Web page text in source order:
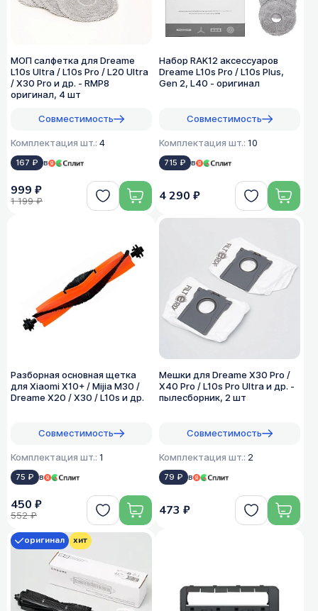
МОП салфетка для Dreame
L10s Ultra / L10s Pro / L20 Ultra
/ X30 Pro и др. - RMP8
оригинал, 4 шт
Совместимость
Комплектация шт.: 4
167 ₽ в
999 ₽
1 199 ₽
Набор RAK12 аксессуаров
Dreame L10s Pro / L10s Plus,
Gen 2, L40 - оригинал
Совместимость
Комплектация шт.: 10
715 ₽ в
4 290 ₽
Разборная основная щетка
для Xiaomi X10+ / Mijia M30 /
Dreame X20 / X30 / L10s и др.
Совместимость
Комплектация шт.: 1
75 ₽ в
450 ₽
552 ₽
Мешки для Dreame X30 Pro /
X40 Pro / L10s Pro Ultra и др. -
пылесборник, 2 шт
Совместимость
Комплектация шт.: 2
79 ₽ в
473 ₽
оригинал хит